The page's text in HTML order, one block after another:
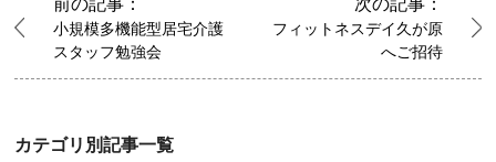
前の記事：
小規模多機能型居宅介護
スタッフ勉強会
次の記事：
フィットネスデイ久が原
へご招待
カテゴリ別記事一覧